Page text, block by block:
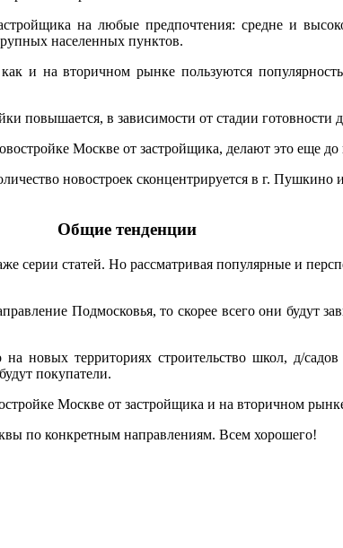
на любые предпочтения: средне и
населенных пунктов.
как и на вторичном рынке пользуются
повышается, в зависимости от стадии готовности
Москве от застройщика, делают это еще до
новостроек сконцентрируется в г.
Общие тенденции
серии статей. Но рассматривая популярные и
Подмосковья, то скорее всего они будут
на новых территориях строительство школ, д/
покупатели.
Москве от застройщика и на вторичном
по конкретным направлениям. Всем хорошего!